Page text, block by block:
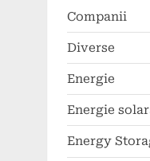
Companii
Diverse
Energie
Energie
Energy